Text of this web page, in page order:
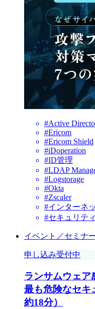
#Active
#Ericom
#Ericom Shield
#iDoperation
#ID管理
#LDAP
#Logstorage
#Okta
#Zscaler
#インターネ
#セキュリティ
イベント／セミナ
申し込み受付中
ランサムウェ
最も危険なセキ
約18分）